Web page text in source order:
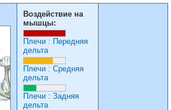
Воздействие на
мышцы:
Плечи : Передняя
дельта
Плечи : Средняя
дельта
Плечи : Задняя
дельта